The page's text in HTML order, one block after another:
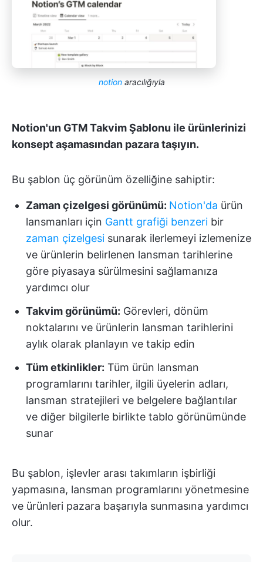
notionaracılığıyla
Notion'un GTM Takvim Şablonu ile ürünlerinizi
konsept aşamasından pazara taşıyın.
Bu şablon üç görünüm özelliğine sahiptir:
Zaman çizelgesi görünümü: Notion'da ürün
lansmanları için Gantt grafiği benzeri bir
zaman çizelgesi sunarak ilerlemeyi izlemenize
ve ürünlerin belirlenen lansman tarihlerine
göre piyasaya sürülmesini sağlamanıza
yardımcı olur
Takvim görünümü: Görevleri, dönüm
noktalarını ve ürünlerin lansman tarihlerini
aylık olarak planlayın ve takip edin
Tüm etkinlikler: Tüm ürün lansman
programlarını tarihler, ilgili üyelerin adları,
lansman stratejileri ve belgelere bağlantılar
ve diğer bilgilerle birlikte tablo görünümünde
sunar
Bu şablon, işlevler arası takımların işbirliği
yapmasına, lansman programlarını yönetmesine
ve ürünleri pazara başarıyla sunmasına yardımcı
olur.